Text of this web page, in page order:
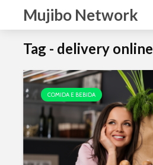
Mujibo Network
Tag - delivery online
COMIDA E BEBIDA